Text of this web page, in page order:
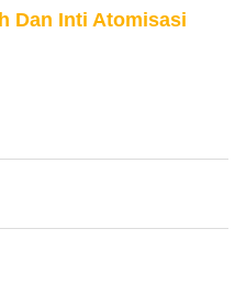
Dan Inti Atomisasi